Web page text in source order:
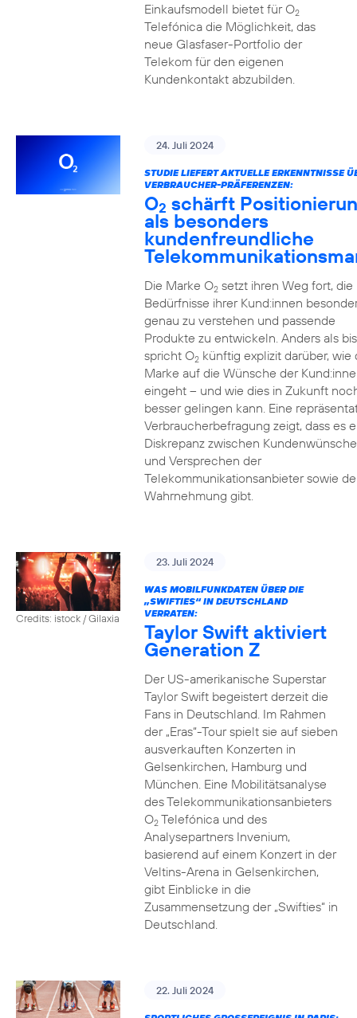
Einkaufsmodell bietet für O2
Telefónica die Möglichkeit, das
neue Glasfaser-Portfolio der
Telekom für den eigenen
Kundenkontakt abzubilden.
24. Juli 2024
STUDIE LIEFERT AKTUELLE ERKENNTNISSE
VERBRAUCHER-PRÄFERENZEN:
O2 schärft
als besonders
kundenfreundliche
Die Marke O2setzt ihren Weg fort, die
Bedürfnisse ihrer Kund:innen
genau zu verstehen und passende
Produkte zu entwickeln. Anders als
spricht O2künftig explizit darüber, wie
Marke auf die Wünsche der
eingeht – und wie dies in Zukunft
besser gelingen kann. Eine
Verbraucherbefragung zeigt, dass es
Diskrepanz zwischen
und Versprechen der
Telekommunikationsanbieter sowie
Wahrnehmung gibt.
Credits: istock / Gilaxia
23. Juli 2024
WAS MOBILFUNKDATEN ÜBER DIE
„SWIFTIES“ IN DEUTSCHLAND
VERRATEN:
Taylor Swift aktiviert
Generation Z
Der US-amerikanische Superstar
Taylor Swift begeistert derzeit die
Fans in Deutschland. Im Rahmen
der „Eras“-Tour spielt sie auf sieben
ausverkauften Konzerten in
Gelsenkirchen, Hamburg und
München. Eine Mobilitätsanalyse
des Telekommunikationsanbieters
O2Telefónica und des
Analysepartners Invenium,
basierend auf einem Konzert in der
Veltins-Arena in Gelsenkirchen,
gibt Einblicke in die
Zusammensetzung der „Swifties“ in
Deutschland.
22. Juli 2024